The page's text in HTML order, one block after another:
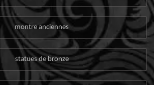
montre anciennes
statues de bronze